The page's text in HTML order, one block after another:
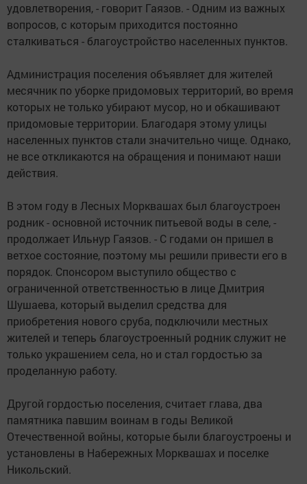
удовлетворения, - говорит Гаязов. - Одним из важных
вопросов, с которым приходится постоянно
сталкиваться - благоустройство населенных пунктов.
Администрация поселения объявляет для жителей
месячник по уборке придомовых территорий, во время
которых не только убирают мусор, но и обкашивают
придомовые территории. Благодаря этому улицы
населенных пунктов стали значительно чище. Однако,
не все откликаются на обращения и понимают наши
действия.
В этом году в Лесных Морквашах был благоустроен
родник - основной источник питьевой воды в селе, -
продолжает Ильнур Гаязов. - С годами он пришел в
ветхое состояние, поэтому мы решили привести его в
порядок. Спонсором выступило общество с
ограниченной ответственностью в лице Дмитрия
Шушаева, который выделил средства для
приобретения нового сруба, подключили местных
жителей и теперь благоустроенный родник служит не
только украшением села, но и стал гордостью за
проделанную работу.
Другой гордостью поселения, считает глава, два
памятника павшим воинам в годы Великой
Отечественной войны, которые были благоустроены и
установлены в Набережных Морквашах и поселке
Никольский.